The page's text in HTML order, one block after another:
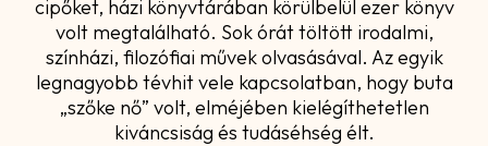
cipőket, házi könyvtárában körülbelül ezer könyv
volt megtalálható. Sok órát töltött irodalmi,
színházi, filozófiai művek olvasásával. Az egyik
legnagyobb tévhit vele kapcsolatban, hogy buta
„szőke nő” volt, elméjében kielégíthetetlen
kiváncsiság és tudáséhség élt.